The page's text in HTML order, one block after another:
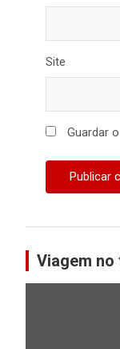
Site
Guardar
Viagem no